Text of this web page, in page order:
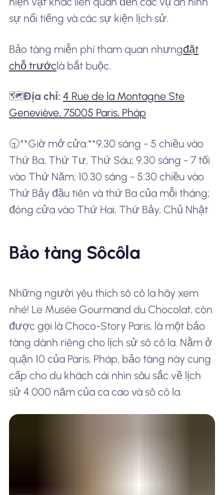
sự nổi tiếng và các sự kiện lịch sử.
Bảo tàng miễn phí tham quan nhưngđặt
chỗ trướclà bắt buộc.
🗺️Địa chỉ: 4 Rue de la Montagne Ste
Geneviève, 75005 Paris, Pháp
🕤**Giờ mở cửa:**9.30 sáng - 5 chiều vào
Thứ Ba, Thứ Tư, Thứ Sáu; 9.30 sáng - 7 tối
vào Thứ Năm; 10.30 sáng - 5.30 chiều vào
Thứ Bảy đầu tiên và thứ Ba của mỗi tháng;
đóng cửa vào Thứ Hai, Thứ Bảy, Chủ Nhật
Bảo tàng Sôcôla
Những người yêu thích sô cô la hãy xem
nhé! Le Musée Gourmand du Chocolat, còn
được gọi là Choco-Story Paris, là một bảo
tàng dành riêng cho lịch sử sô cô la. Nằm ở
quận 10 của Paris, Pháp, bảo tàng này cung
cấp cho du khách cái nhìn sâu sắc về lịch
sử 4.000 năm của ca cao và sô cô la.